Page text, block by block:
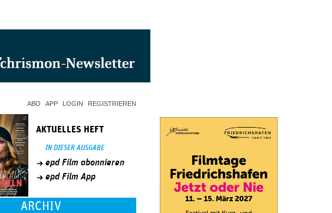
ABO APP LOGIN REGISTRIEREN
AKTUELLES HEFT
IN DIESER AUSGABE
epd Film abonnieren
epd Film App
ARCHIV